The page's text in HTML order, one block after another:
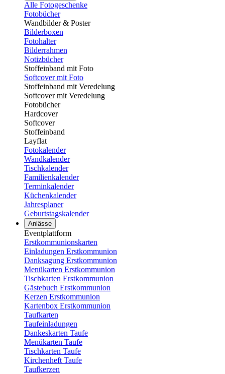
Alle Fotogeschenke
Fotobücher
Wandbilder & Poster
Bilderboxen
Fotohalter
Bilderrahmen
Notizbücher
Stoffeinband mit Foto
Softcover mit Foto
Stoffeinband mit Veredelung
Softcover mit Veredelung
Fotobücher
Hardcover
Softcover
Stoffeinband
Layflat
Fotokalender
Wandkalender
Tischkalender
Familienkalender
Terminkalender
Küchenkalender
Jahresplaner
Geburtstagskalender
Anlässe
Eventplattform
Erstkommunionskarten
Einladungen Erstkommunion
Danksagung Erstkommunion
Menükarten Erstkommunion
Tischkarten Erstkommunion
Gästebuch Erstkommunion
Kerzen Erstkommunion
Kartenbox Erstkommunion
Taufkarten
Taufeinladungen
Dankeskarten Taufe
Menükarten Taufe
Tischkarten Taufe
Kirchenheft Taufe
Taufkerzen